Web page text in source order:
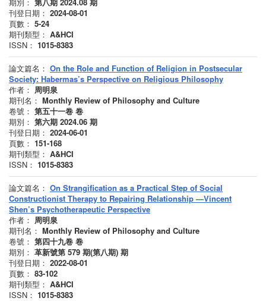
刊登日期： 2024-08-01
頁數： 5-24
期刊類型： A&HCI
ISSN： 1015-8383
論文篇名： On the Role and Function of Religion in Postsecular
Society: Habermas’s Perspective on Religious Philosophy
作者： 周明泉
期刊名： Monthly Review of Philosophy and Culture
卷號： 第五十一卷 卷
期別： 第六期 2024.06 期
刊登日期： 2024-06-01
頁數： 151-168
期刊類型： A&HCI
ISSN： 1015-8383
論文篇名： On Strangification as a Practical Step of Social
Constructionist Therapy to Repairing Relationship —Vincent
Shen’s Psychotherapeutic Perspective
作者： 周明泉
期刊名： Monthly Review of Philosophy and Culture
卷號： 第四十九卷 卷
期別： 革新號第 579 期(第八期) 期
刊登日期： 2022-08-01
頁數： 83-102
期刊類型： A&HCI
ISSN： 1015-8383